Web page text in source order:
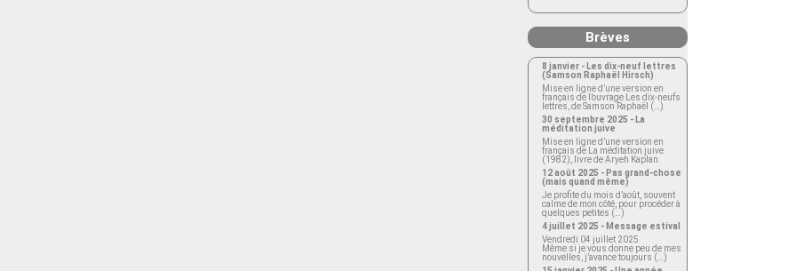
Brèves
8 janvier - Les dix-neuf lettres
(Samson Raphaël Hirsch)
Mise en ligne d’une version en
français de l’ouvrage Les dix-neufs
lettres, de Samson Raphaël (…)
30 septembre 2025 - La
méditation juive
Mise en ligne d’une version en
français de La méditation juive
(1982), livre de Aryeh Kaplan.
12 août 2025 - Pas grand-chose
(mais quand même)
Je profite du mois d’août, souvent
calme de mon côté, pour procéder à
quelques petites (…)
4 juillet 2025 - Message estival
Vendredi 04 juillet 2025
Même si je vous donne peu de mes
nouvelles, j’avance toujours (…)